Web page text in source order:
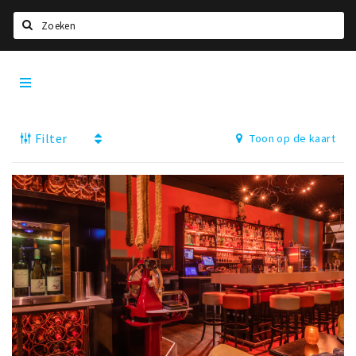
Home
Deals
Nieuws, interviews & blogs
Eten
Drinken
Slapen
Recreatief
Winkels
Filter
Toon op de kaart